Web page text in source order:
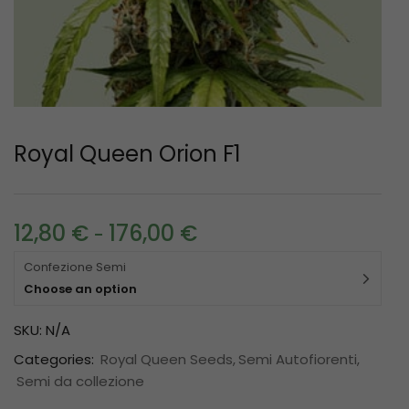
Royal Queen Orion F1
12,80 € - 176,00 €
Confezione Semi
Choose an option
SKU: N/A
Categories: Royal Queen Seeds Semi Autofiorenti
Semi da collezione